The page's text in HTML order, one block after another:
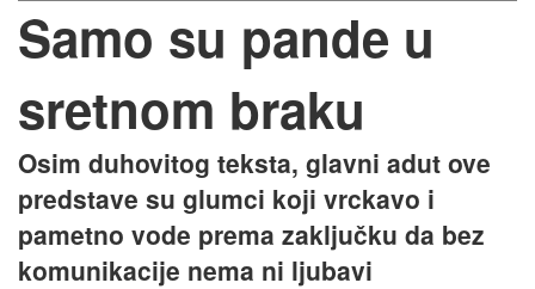
Samo su pande u
sretnom braku
Osim duhovitog teksta, glavni adut ove
predstave su glumci koji vrckavo i
pametno vode prema zaključku da bez
komunikacije nema ni ljubavi